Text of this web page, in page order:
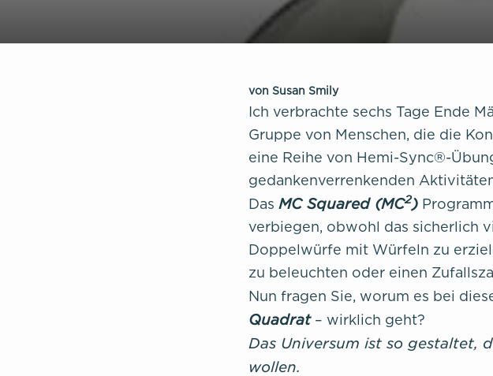
von Susan Smily
Ich verbrachte sechs Tage Ende
Gruppe von Menschen, die die
eine Reihe von Hemi-Sync®-
gedankenverrenkenden
Das MC Squared (MC2)
verbiegen, obwohl das sicherlich
Doppelwürfe mit Würfeln zu
zu beleuchten oder einen
Nun fragen Sie, worum es bei
Quadrat– wirklich geht?
Das Universum ist so gestaltet,
wollen.